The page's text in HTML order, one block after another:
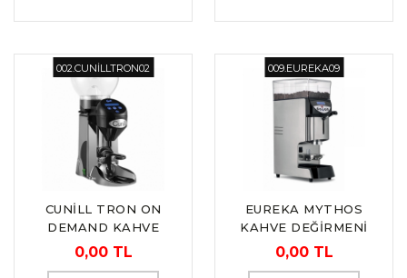
002.CUNİLLTRON02
CUNİLL TRON ON
DEMAND KAHVE
DEĞİRMENİ
0,00 TL
009.EUREKA09
EUREKA MYTHOS
KAHVE DEĞİRMENİ
0,00 TL